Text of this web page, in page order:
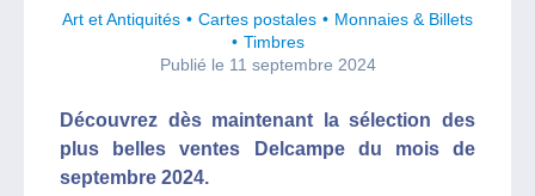
Art et Antiquités Cartes postales
Monnaies & Billets
Timbres
Publié le 11 septembre 2024
Découvrez dès maintenant la sélection des
plus belles ventes Delcampe du mois de
septembre 2024.